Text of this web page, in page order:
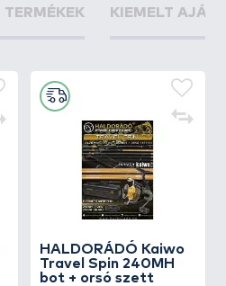
TERMÉKEK KIEMELT
HALDORÁDÓ Kaiwo
Travel Spin 240MH
bot + orsó szett